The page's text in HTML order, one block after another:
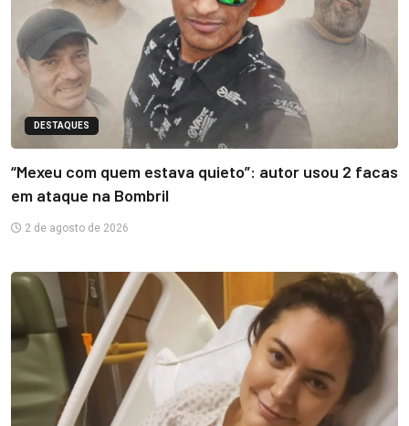
DESTAQUES
“Mexeu com quem estava quieto”: autor usou 2 facas
em ataque na Bombril
2 de agosto de 2026